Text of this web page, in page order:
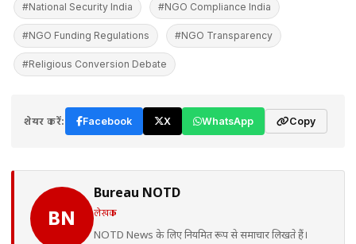
#National Security India #NGO Compliance India
#NGO Funding Regulations #NGO Transparency
#Religious Conversion Debate
शेयर करें: Facebook X WhatsApp Copy
BN
Bureau NOTD
लेखक
NOTD News के लिए नियमित रूप से समाचार लिखते हैं।